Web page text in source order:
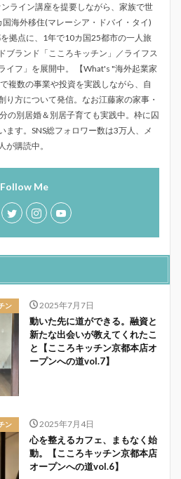
ライン講座を提要しながら、家族で世
海外移住(マレーシア・ドバイ・タイ)
拠点に、1年で10カ国25都市の一人旅
ブランド「こころキッチン」／ライフス
イフ」を展開中。 【What's "海外起業家
複数の事業や投資を実践しながら、自
り方について発信。なお江藤家の家事・
の別居婚＆別居子育ても実践中。枠に囚
ます。SNS総フォロワー数は3万人、メ
が購読中。
Follow Me
ン 2025年7月7日
動いた先に道ができる。融資と
新たな出会いが教えてくれたこ
と【こころキッチン京都本店オ
ープンへの道vol.7】
ン 2025年7月4日
心を整えるカフェ、まもなく始
動。【こころキッチン京都本店
オープンへの道vol.6】